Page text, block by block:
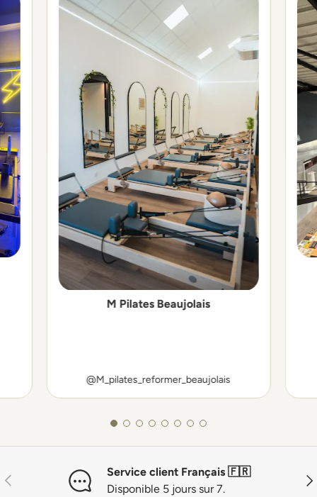
M Pilates Beaujolais
@M_pilates_reformer_beaujolais
Précédent
Service client Français 🇫🇷
Disponible 5 jours sur 7.